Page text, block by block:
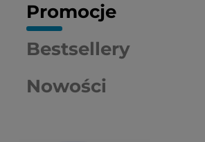
Promocje
Nowości
Bestsellery